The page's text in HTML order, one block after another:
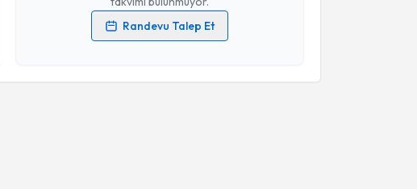
Randevu Talep Et
Kişisel verilerimin işlenmesine ilişkinAydınlatma Metni